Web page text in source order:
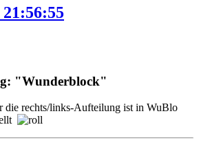
21:56:55
"Wunderblock"
die rechts/links-Aufteilung ist in WuBlo